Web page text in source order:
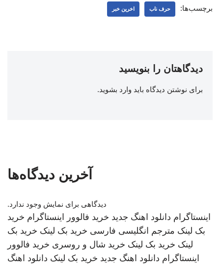
برچسب‌ها: حرف ناب اخرین خبر
دیدگاهتان را بنویسید
برای نوشتن دیدگاه باید وارد بشوید.
آخرین دیدگاه‌ها
دیدگاهی برای نمایش وجود ندارد.
اینستاگرام دانلود اهنگ جدید خرید فالوور اینستاگرام خرید
بک لینک مترجم انگلیسی فارسی خرید بک لینک خرید بک
لینک خرید بک لینک خرید شال و روسری خرید فالوور
اینستاگرام دانلود اهنگ جدید خرید بک لینک دانلود اهنگ